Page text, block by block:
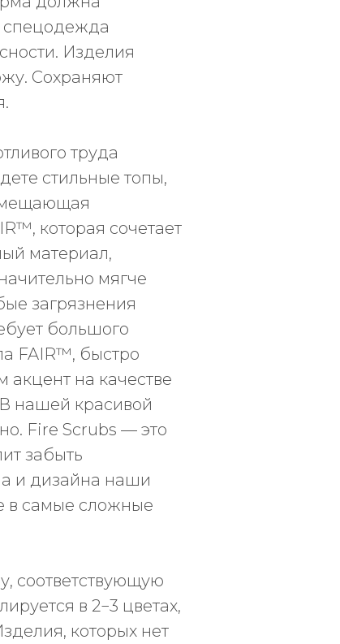
спецодежда
Изделия
Сохраняют
труда
стильные топы,
которая сочетает
материал,
мягче
загрязнения
большого
FAIR™, быстро
на качестве
нашей красивой
Fire Scrubs — это
забыть
и дизайна наши
в самые сложные
соответствующую
в 2−3 цветах,
которых нет